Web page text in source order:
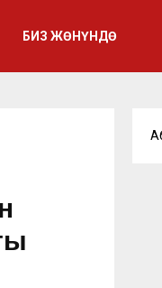
БИЗ ЖӨНҮНДӨ